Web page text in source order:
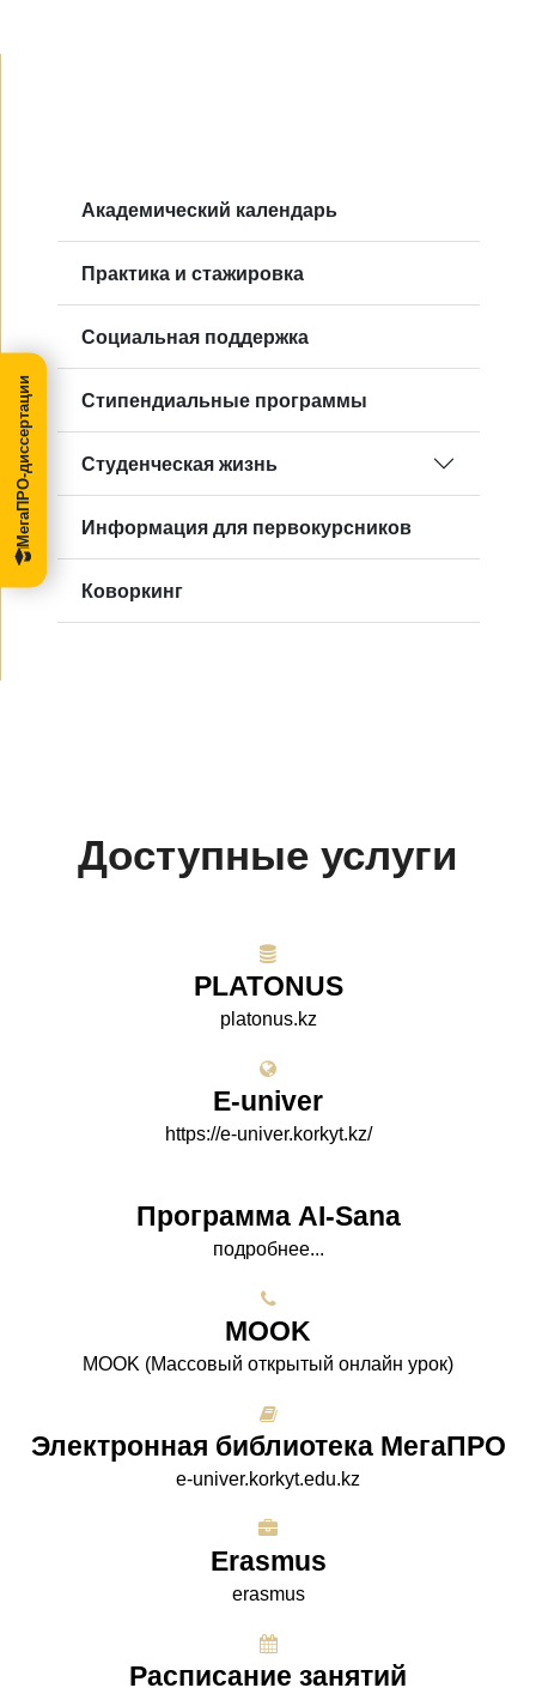
Академический календарь
Практика и стажировка
Социальная поддержка
Стипендиальные программы
Студенческая жизнь
Информация для первокурсников
Коворкинг
Доступные услуги
PLATONUS
platonus.kz
E-univer
https://e-univer.korkyt.kz/
Программа AI-Sana
подробнее...
МООK
МООK (Массовый открытый онлайн урок)
Электронная библиотека МегаПРО
e-univer.korkyt.edu.kz
Erasmus
erasmus
Расписание занятий
МегаПРО-диссертации